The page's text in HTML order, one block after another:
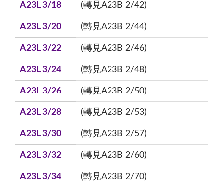
A23L 3/18 (轉見A23B 2/42)
A23L 3/20 (轉見A23B 2/44)
A23L 3/22 (轉見A23B 2/46)
A23L 3/24 (轉見A23B 2/48)
A23L 3/26 (轉見A23B 2/50)
A23L 3/28 (轉見A23B 2/53)
A23L 3/30 (轉見A23B 2/57)
A23L 3/32 (轉見A23B 2/60)
A23L 3/34 (轉見A23B 2/70)